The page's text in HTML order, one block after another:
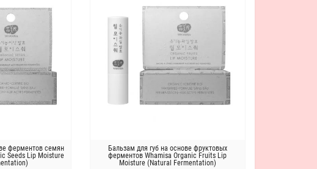
ферментов семян
Seeds Lip Moisture
Бальзам для губ на основе фруктовых
ферментов Whamisa Organic Fruits Lip
Moisture (Natural Fermentation)